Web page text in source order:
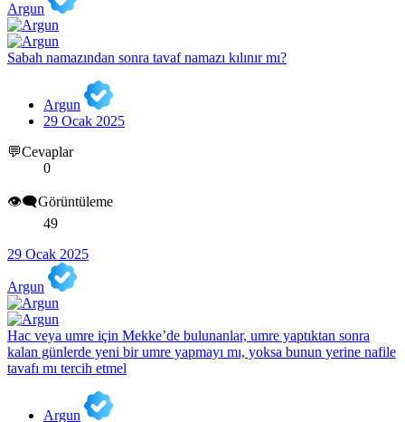
Argun
Sabah namazından sonra tavaf namazı kılınır mı?
Argun
29 Ocak 2025
💬Cevaplar
0
👁️‍🗨️Görüntüleme
49
29 Ocak 2025
Argun
Hac veya umre için Mekke’de bulunanlar, umre yaptıktan sonra
kalan günlerde yeni bir umre yapmayı mı, yoksa bunun yerine nafile
tavafı mı tercih etmel
Argun